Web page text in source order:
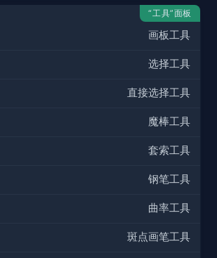
“工具”面板
画板工具
选择工具
直接选择工具
魔棒工具
套索工具
钢笔工具
曲率工具
斑点画笔工具